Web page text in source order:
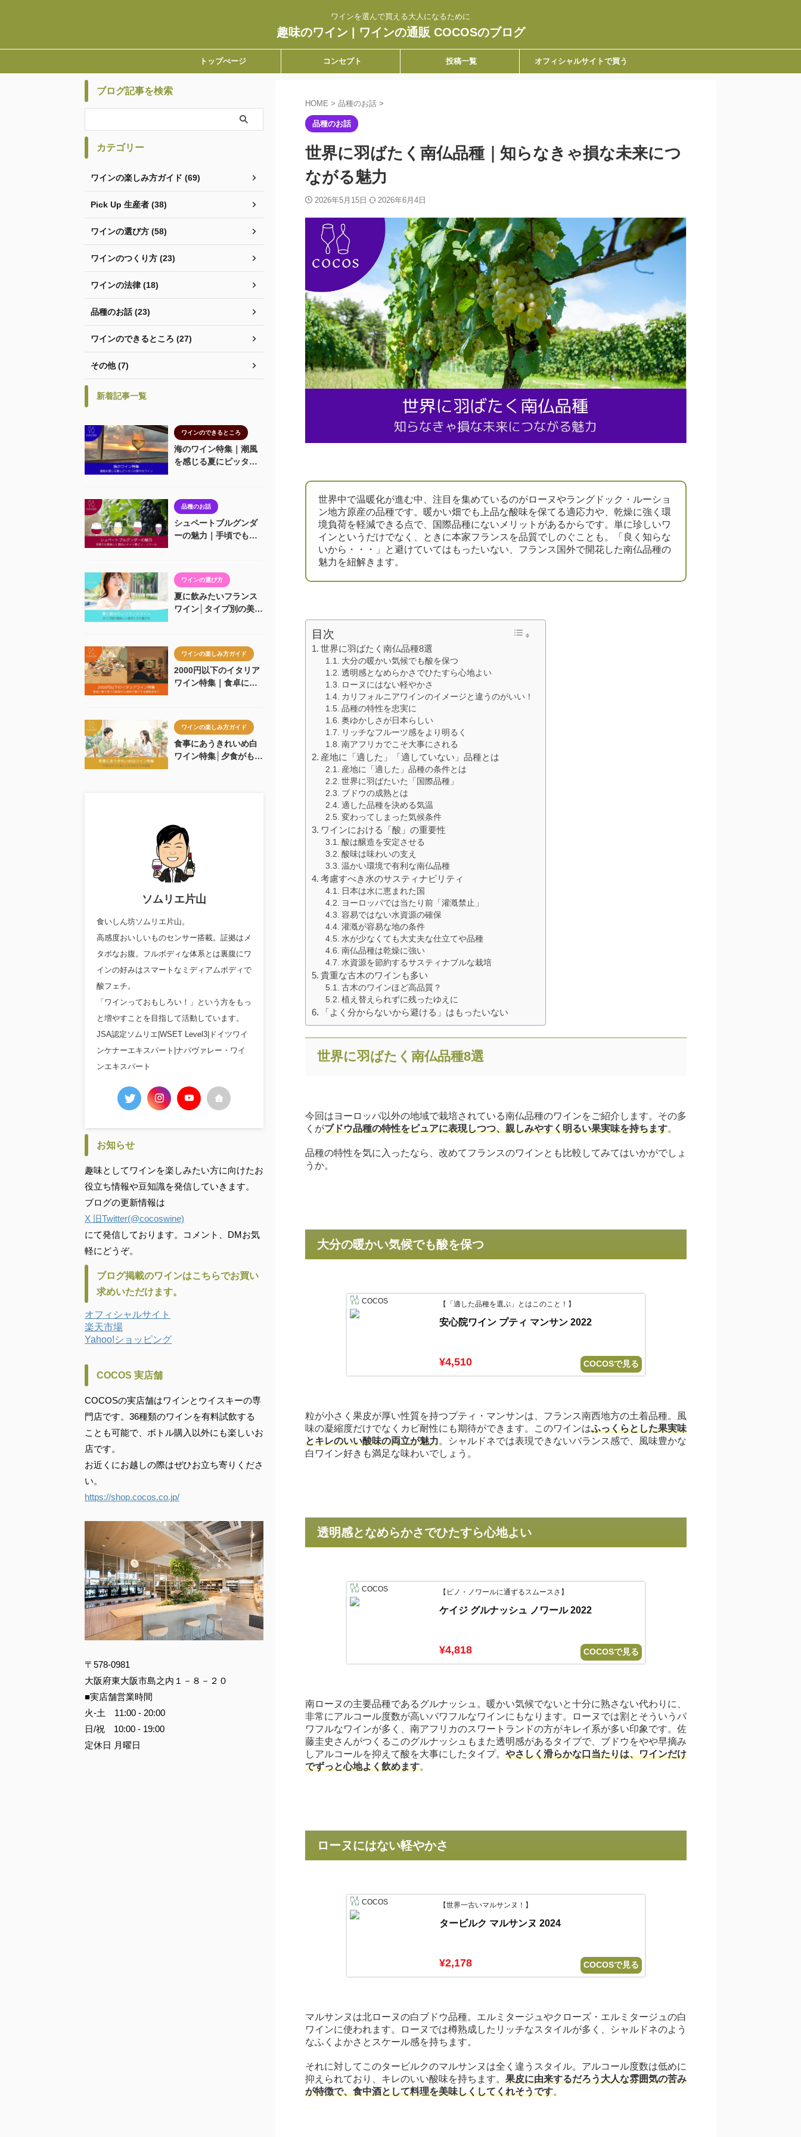
ワインを選んで買える大人になるために
趣味のワイン | ワインの通販 COCOSのブログ
トップぺージ コンセプト 投稿一覧 オフィシャルサイトで買う
HOME > 品種のお話 >
品種のお話
世界に羽ばたく南仏品種｜知らなきゃ損な未来につ
ながる魅力
2026年5月15日 2026年6月4日
世界中で温暖化が進む中、注目を集めているのがローヌやラングドック・ルーショ
ン地方原産の品種です。暖かい畑でも上品な酸味を保てる適応力や、乾燥に強く環
境負荷を軽減できる点で、国際品種にないメリットがあるからです。単に珍しいワ
インというだけでなく、ときに本家フランスを品質でしのぐことも。「良く知らな
いから・・・」と避けていてはもったいない、フランス国外で開花した南仏品種の
魅力を紐解きます。
目次
世界に羽ばたく南仏品種8選
大分の暖かい気候でも酸を保つ
透明感となめらかさでひたすら心地よい
ローヌにはない軽やかさ
カリフォルニアワインのイメージと違うのがいい！
品種の特性を忠実に
奥ゆかしさが日本らしい
リッチなフルーツ感をより明るく
南アフリカでこそ大事にされる
産地に「適した」「適していない」品種とは
産地に「適した」品種の条件とは
世界に羽ばたいた「国際品種」
ブドウの成熟とは
適した品種を決める気温
変わってしまった気候条件
ワインにおける「酸」の重要性
酸は醸造を安定させる
酸味は味わいの支え
温かい環境で有利な南仏品種
考慮すべき水のサスティナビリティ
日本は水に恵まれた国
ヨーロッパでは当たり前「灌漑禁止」
容易ではない水資源の確保
灌漑が容易な地の条件
水が少なくても大丈夫な仕立てや品種
南仏品種は乾燥に強い
水資源を節約するサスティナブルな栽培
貴重な古木のワインも多い
古木のワインほど高品質？
植え替えられずに残ったゆえに
「よく分からないから避ける」はもったいない
世界に羽ばたく南仏品種8選
今回はヨーロッパ以外の地域で栽培されている南仏品種のワインをご紹介します。その多
くがブドウ品種の特性をピュアに表現しつつ、親しみやすく明るい果実味を持ちます。
品種の特性を気に入ったなら、改めてフランスのワインとも比較してみてはいかがでしょ
うか。
大分の暖かい気候でも酸を保つ
COCOS 【「適した品種を選ぶ」とはこのこと！】
安心院ワイン プティ マンサン 2022
¥4,510 COCOSで見る
粒が小さく果皮が厚い性質を持つプティ・マンサンは、フランス南西地方の土着品種。風
味の凝縮度だけでなくカビ耐性にも期待ができます。このワインはふっくらとした果実味
とキレのいい酸味の両立が魅力。シャルドネでは表現できないバランス感で、風味豊かな
白ワイン好きも満足な味わいでしょう。
透明感となめらかさでひたすら心地よい
COCOS 【ピノ・ノワールに通ずるスムースさ】
ケイジ グルナッシュ ノワール 2022
¥4,818 COCOSで見る
南ローヌの主要品種であるグルナッシュ。暖かい気候でないと十分に熟さない代わりに、
非常にアルコール度数が高いパワフルなワインにもなります。ローヌでは割とそういうパ
ワフルなワインが多く、南アフリカのスワートランドの方がキレイ系が多い印象です。佐
藤圭史さんがつくるこのグルナッシュもまた透明感があるタイプで、ブドウをやや早摘み
しアルコールを抑えて酸を大事にしたタイプ。 やさしく滑らかな口当たりは、ワインだけ
でずっと心地よく飲めます。
ローヌにはない軽やかさ
COCOS 【世界一古いマルサンヌ！】
タービルク マルサンヌ 2024
¥2,178 COCOSで見る
マルサンヌは北ローヌの白ブドウ品種。エルミタージュやクローズ・エルミタージュの白
ワインに使われます。ローヌでは樽熟成したリッチなスタイルが多く、シャルドネのよう
なふくよかさとスケール感を持ちます。
それに対してこのタービルクのマルサンヌは全く違うスタイル。アルコール度数は低めに
抑えられており、キレのいい酸味を持ちます。 果皮に由来するだろう大人な雰囲気の苦み
が特徴で、食中酒として料理を美味しくしてくれそうです。
ブログ記事を検索
カテゴリー
ワインの楽しみ方ガイド (69)
Pick Up 生産者 (38)
ワインの選び方 (58)
ワインのつくり方 (23)
ワインの法律 (18)
品種のお話 (23)
ワインのできるところ (27)
その他 (7)
新着記事一覧
ワインのできるところ
海のワイン特集｜潮風
を感じる夏にピッタリ
品種のお話
シュペートブルグンダ
ーの魅力｜手頃でも美
ワインの選び方
夏に飲みたいフランス
ワイン│タイプ別の美味
ワインの楽しみ方ガイド
2000円以下のイタリア
ワイン特集｜食卓に寄
ワインの楽しみ方ガイド
食事にあうきれいめ白
ワイン特集│夕食がもっ
ソムリエ片山
食いしん坊ソムリエ片山。
高感度おいしいものセンサー搭載。証拠はメ
タボなお腹。フルボディな体系とは裏腹にワ
インの好みはスマートなミディアムボディで
酸フェチ。
「ワインっておもしろい！」という方をもっ
と増やすことを目指して活動しています。
JSA認定ソムリエ|WSET Level3|ドイツワイ
ンケナーエキスパート|ナパヴァレー・ワイ
ンエキスパート
お知らせ
趣味としてワインを楽しみたい方に向けたお
役立ち情報や豆知識を発信していきます。
ブログの更新情報は
X 旧Twitter(@cocoswine)
にて発信しております。コメント、DMお気
軽にどうぞ。
ブログ掲載のワインはこちらでお買い
求めいただけます。
オフィシャルサイト
楽天市場
Yahoo!ショッピング
COCOS 実店舗
COCOSの実店舗はワインとウイスキーの専
門店です。36種類のワインを有料試飲する
ことも可能で、ボトル購入以外にも楽しいお
店です。
お近くにお越しの際はぜひお立ち寄りくださ
い。
https://shop.cocos.co.jp/
〒578-0981
大阪府東大阪市島之内１－８－２０
■実店舗営業時間
火-土 11:00 - 20:00
日/祝 10:00 - 19:00
定休日 月曜日